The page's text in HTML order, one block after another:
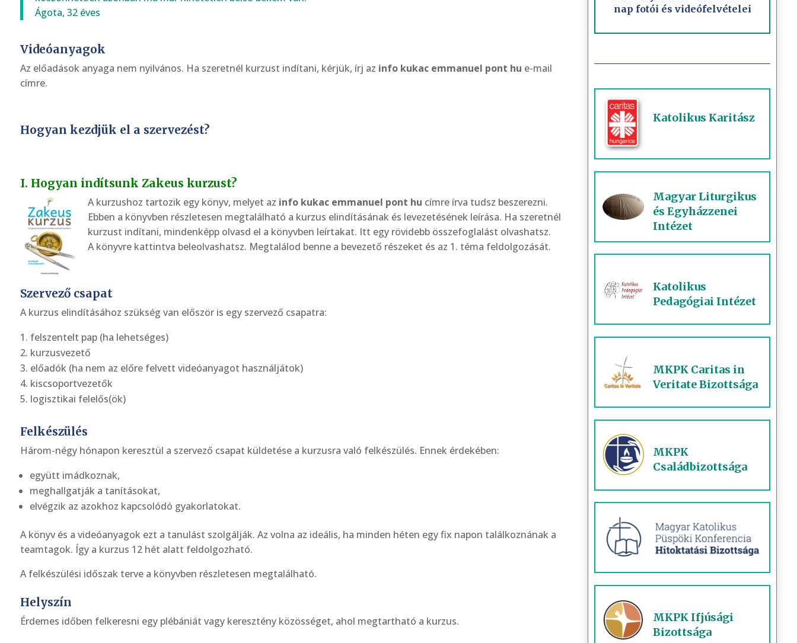
Ágota, 32 éves
Videóanyagok
Az előadások anyaga nem nyilvános. Ha szeretnél kurzust indítani, kérjük, írj az info kukac emmanuel pont hu e-mail
címre.
Hogyan kezdjük el a szervezést?
I. Hogyan indítsunk Zakeus kurzust?
A kurzushoz tartozik egy könyv, melyet az info kukac emmanuel pont hu címre írva tudsz beszerezni.
Ebben a könyvben részletesen megtalálható a kurzus elindításának és levezetésének leírása. Ha szeretnél
kurzust indítani, mindenképp olvasd el a könyvben leírtakat. Itt egy rövidebb összefoglalást olvashatsz.
A könyvre kattintva beleolvashatsz. Megtalálod benne a bevezető részeket és az 1. téma feldolgozását.
Szervező csapat
A kurzus elindításához szükség van először is egy szervező csapatra:
felszentelt pap (ha lehetséges)
kurzusvezető
előadók (ha nem az előre felvett videóanyagot használjátok)
kiscsoportvezetők
logisztikai felelős(ök)
Felkészülés
Három-négy hónapon keresztül a szervező csapat küldetése a kurzusra való felkészülés. Ennek érdekében:
együtt imádkoznak,
meghallgatják a tanításokat,
elvégzik az azokhoz kapcsolódó gyakorlatokat.
A könyv és a videóanyagok ezt a tanulást szolgálják. Az volna az ideális, ha minden héten egy fix napon találkoznának a
teamtagok. Így a kurzus 12 hét alatt feldolgozható.
A felkészülési időszak terve a könyvben részletesen megtalálható.
Helyszín
Érdemes időben felkeresni egy plébániát vagy keresztény közösséget, ahol megtartható a kurzus.
nap fotói és videófelvételei
Katolikus Karitász
Magyar Liturgikus
és Egyházzenei
Intézet
Katolikus
Pedagógiai Intézet
MKPK Caritas in
Veritate Bizottsága
MKPK
Családbizottsága
MKPK Ifjúsági
Bizottsága